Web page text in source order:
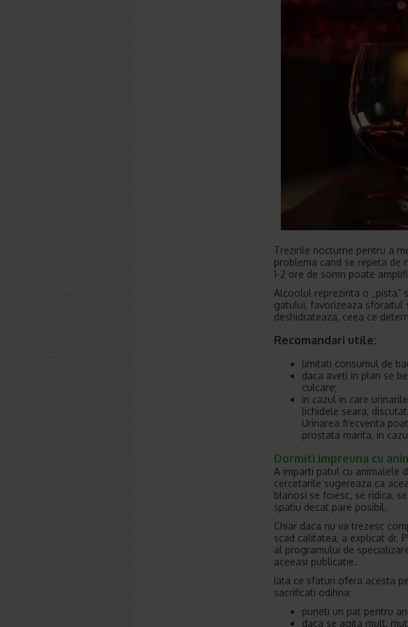
Trezirile nocturne pentru a
problema cand se repeta de
1-2 ore de somn poate
Alcoolul reprezinta o „pista”
gatului, favorizeaza sforaitul
deshidrateaza, ceea ce
Recomandari utile:
limitati consumul de
daca aveti in plan se
culcare;
in cazul in care
lichidele seara,
Urinarea frecventa
prostata marita, in
Dormiti impreuna cu
A imparti patul cu animalele
cercetarile sugereaza ca
blanosi se foiesc, se ridica,
spatiu decat pare posibil.
Chiar daca nu va trezesc
scad calitatea, a explicat dr.
al programului de
aceeasi publicatie.
Iata ce sfaturi ofera acesta
sacrificati odihna:
puneti un pat pentru
daca se agita mult,